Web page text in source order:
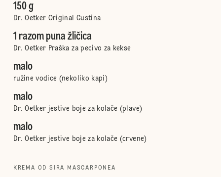
150 g
Dr. Oetker Original Gustina
1 razom puna žličica
Dr. Oetker Praška za pecivo za kekse
malo
ružine vodice (nekoliko kapi)
malo
Dr. Oetker jestive boje za kolače (plave)
malo
Dr. Oetker jestive boje za kolače (crvene)
KREMA OD SIRA MASCARPONEA